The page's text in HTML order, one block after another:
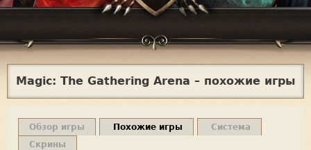
Magic: The Gathering Arena – похожие игры
Обзор игры Похожие игры
Система
Скрины